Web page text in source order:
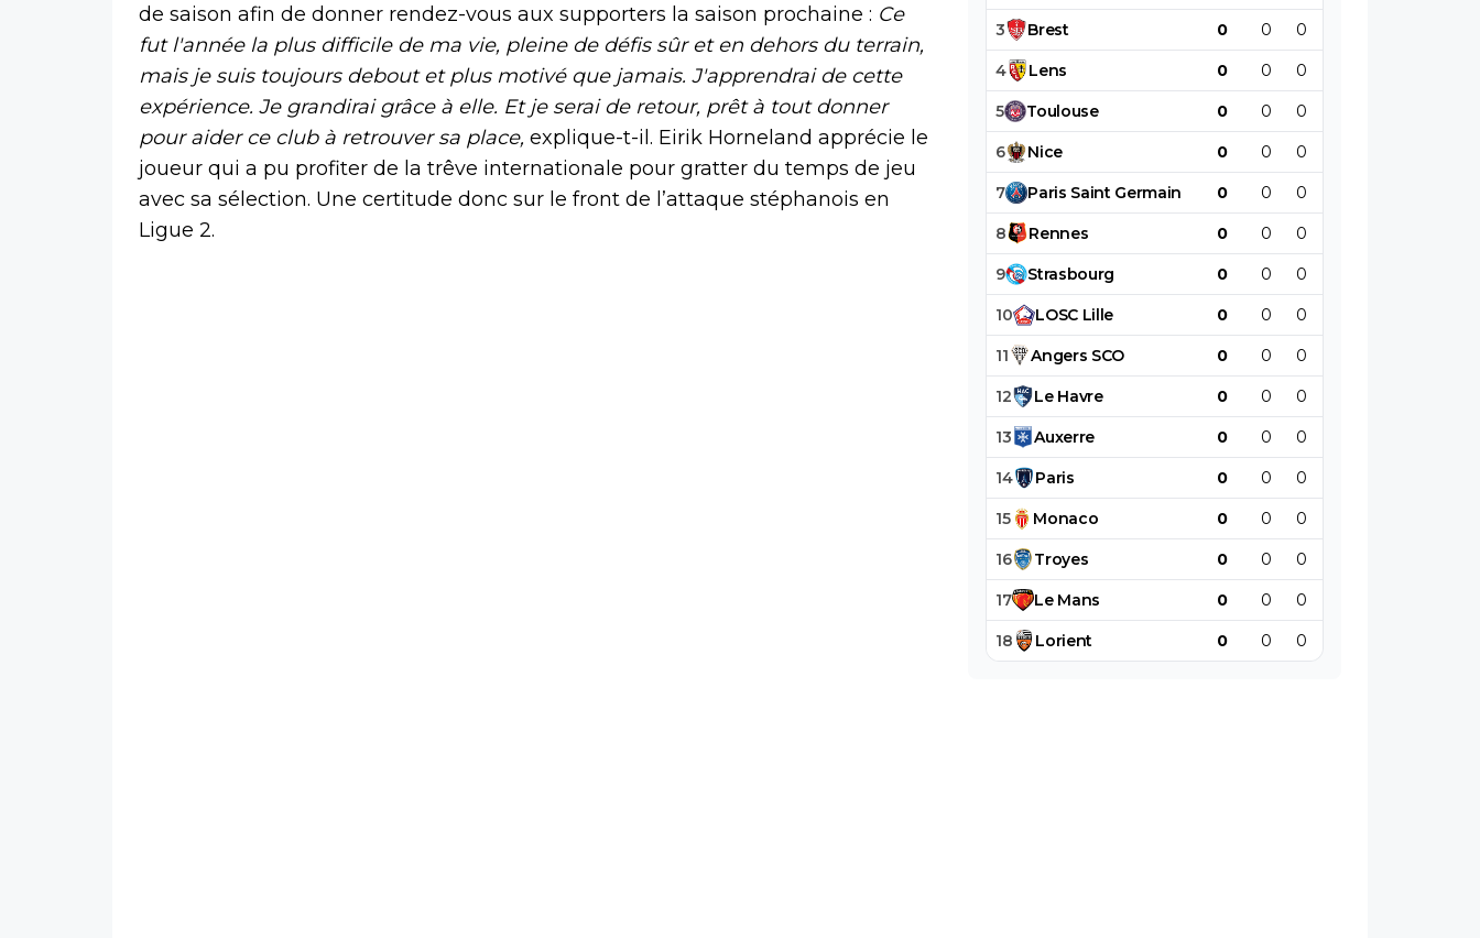
de saison afin de donner rendez-vous aux supporters la saison prochaine : Ce
fut l'année la plus difficile de ma vie, pleine de défis sûr et en dehors du terrain,
mais je suis toujours debout et plus motivé que jamais. J'apprendrai de cette
expérience. Je grandirai grâce à elle. Et je serai de retour, prêt à tout donner
pour aider ce club à retrouver sa place, explique-t-il. Eirik Horneland apprécie le
joueur qui a pu profiter de la trêve internationale pour gratter du temps de jeu
avec sa sélection. Une certitude donc sur le front de l’attaque stéphanois en
Ligue 2.
3 Brest 0 0 0
4 Lens 0 0 0
5 Toulouse 0 0 0
6 Nice 0 0 0
7 Paris Saint Germain 0 0 0
8 Rennes 0 0 0
9 Strasbourg 0 0 0
10 LOSC Lille 0 0 0
11 Angers SCO 0 0 0
12 Le Havre 0 0 0
13 Auxerre 0 0 0
14 Paris 0 0 0
15 Monaco 0 0 0
16 Troyes 0 0 0
17 Le Mans 0 0 0
18 Lorient 0 0 0